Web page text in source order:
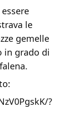
le
gemelle
in grado di
?